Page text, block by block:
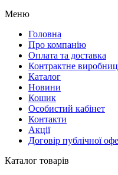
Меню
Головна
Про компанію
Оплата та доставка
Контрактне
Каталог
Новини
Кошик
Особистий кабінет
Контакти
Акції
Договір публічної
Каталог товарів